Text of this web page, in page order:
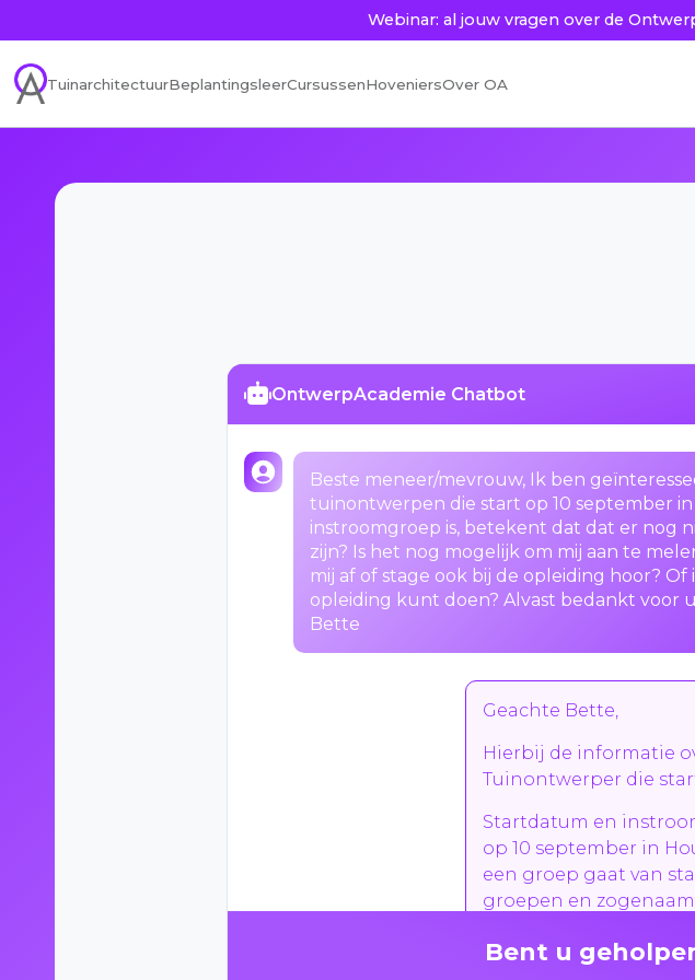
Webinar: al jouw vragen over de
TuinarchitectuurBeplantingsleerCursussenHoveniersOver OA
OntwerpAcademie Chatbot
Beste meneer/mevrouw, Ik ben
tuinontwerpen die start op 10 september
instroomgroep is, betekent dat dat er nog
zijn? Is het nog mogelijk om mij aan te
mij af of stage ook bij de opleiding hoor? Of
opleiding kunt doen? Alvast bedankt voor
Bette
Geachte Bette,
Hierbij de informatie
Tuinontwerper die
Startdatum en
op 10 september in
een groep gaat van
groepen en
gevorderden samen
Bent u